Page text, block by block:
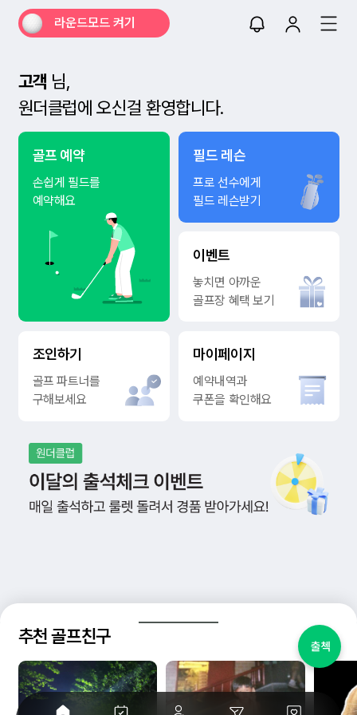
라운드모드 켜기
고객 님,
원더클럽에 오신걸 환영합니다.
골프 예약
손쉽게 필드를
예약해요
필드 레슨
프로 선수에게
필드 레슨받기
이벤트
놓치면 아까운
골프장 혜택 보기
조인하기
골프 파트너를
구해보세요
마이페이지
예약내역과
쿠폰을 확인해요
추천 골프친구